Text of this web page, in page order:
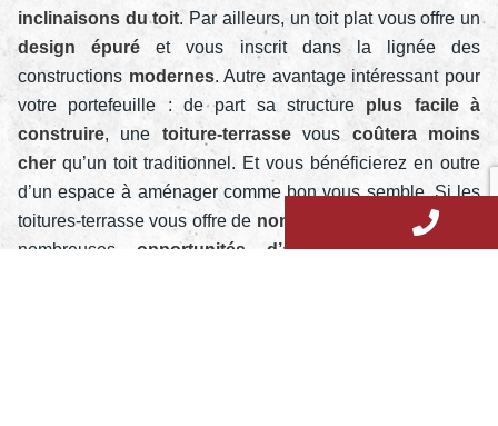
inclinaisons du toit. Par ailleurs, un toit plat vous offre un
design épuréet vous inscrit dans la lignée des
constructions modernes. Autre avantage intéressant pour
votre portefeuille : de part sa structure plus facile à
construire, une toiture-terrassevous coûtera moins
cher qu’un toit traditionnel. Et vous bénéficierez en outre
d’un espace à aménager comme bon vous semble. Si les
toitures-terrasse vous offre de nombreux avantageset de
nombreuses opportunités d’aménagement, il est